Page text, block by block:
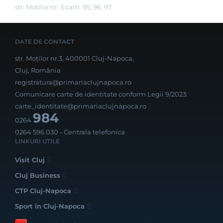
str. Moților nr. 3 cam. 95, 96, 97
DATE DE CONTACT
str. Moților nr.3, 400001 Cluj-Napoca,
Cluj, România
registratura@primariaclujnapoca.ro
Comunicare carte de identitate conform Legii 9/2023:
carte_identitate@primariaclujnapoca.ro
0264984
0264 596 030 - Centrala telefonica
LINKURI UTILE
Visit Cluj
Cluj Business
CTP Cluj-Napoca
Sport în Cluj-Napoca